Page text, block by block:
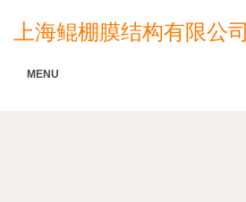
上海鲲棚膜结构有限公司
MENU